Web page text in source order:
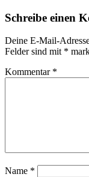
Schreibe einen
Deine E-Mail-
Felder sind mit *
Kommentar *
Name *